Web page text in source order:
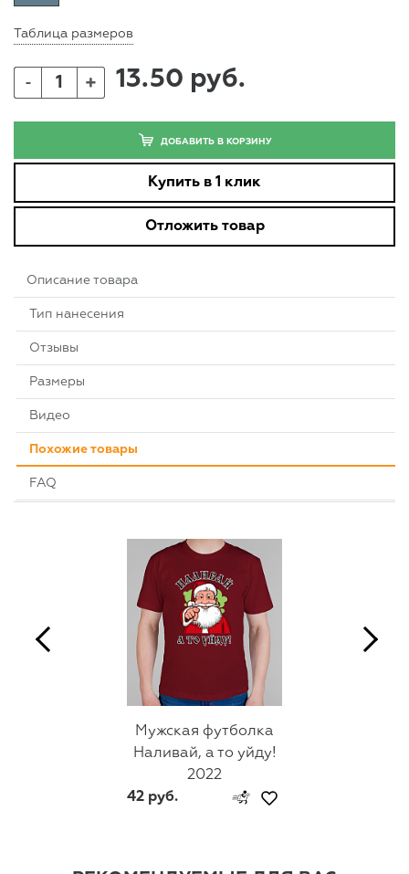
Таблица размеров
- + 13.50 руб.
ДОБАВИТЬ В КОРЗИНУ
Купить в 1 клик
Отложить товар
Описание товара
Тип нанесения
Отзывы
Размеры
Видео
Похожие товары
FAQ
Мужская футболка
Наливай, а то уйду!
2022
42 руб.